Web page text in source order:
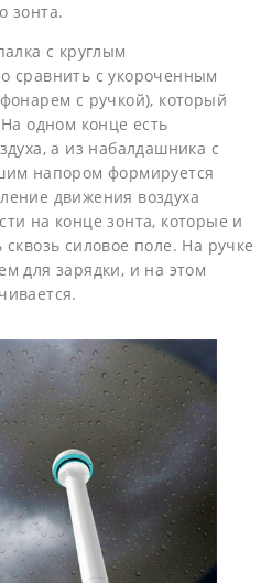
зонта.
с круглым
сравнить с укороченным
с ручкой), который
одном конце есть
а из набалдашника с
напором формируется
движения воздуха
на конце зонта, которые и
силовое поле. На ручке
для зарядки, и на этом